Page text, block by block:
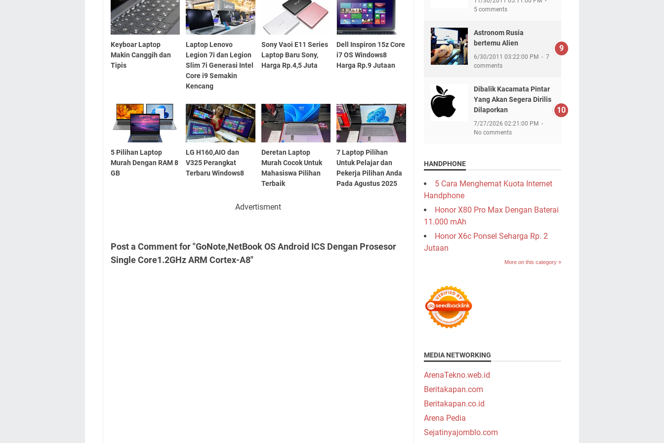
Keyboar Laptop
Makin Canggih dan
Tipis
Laptop Lenovo
Legion 7i dan Legion
Slim 7i Generasi Intel
Core i9 Semakin
Kencang
Sony Vaoi E11 Series
Laptop Baru Sony,
Harga Rp.4,5 Juta
Dell Inspiron 15z Core
i7 OS Windows8
Harga Rp.9 Jutaan
5 Pilihan Laptop
Murah Dengan RAM 8
GB
LG H160,AIO dan
V325 Perangkat
Terbaru Windows8
Deretan Laptop
Murah Cocok Untuk
Mahasiswa Pilihan
Terbaik
7 Laptop Pilihan
Untuk Pelajar dan
Pekerja Pilihan Anda
Pada Agustus 2025
Advertisment
Post a Comment for "GoNote,NetBook OS Android ICS Dengan Prosesor
Single Core1.2GHz ARM Cortex-A8"
5 comments
Astronom Rusia
bertemu Alien
6/30/2011 03:22:00 PM
7
comments
Dibalik Kacamata Pintar
Yang Akan Segera Dirilis
Dilaporkan
7/27/2026 02:21:00 PM
No comments
HANDPHONE
5 Cara Menghemat Kuota Internet
Handphone
Honor X80 Pro Max Dengan Baterai
11.000 mAh
Honor X6c Ponsel Seharga Rp. 2
Jutaan
More on this category »
MEDIA NETWORKING
ArenaTekno.web.id
Beritakapan.com
Beritakapan.co.id
Arena Pedia
Sejatinyajomblo.com